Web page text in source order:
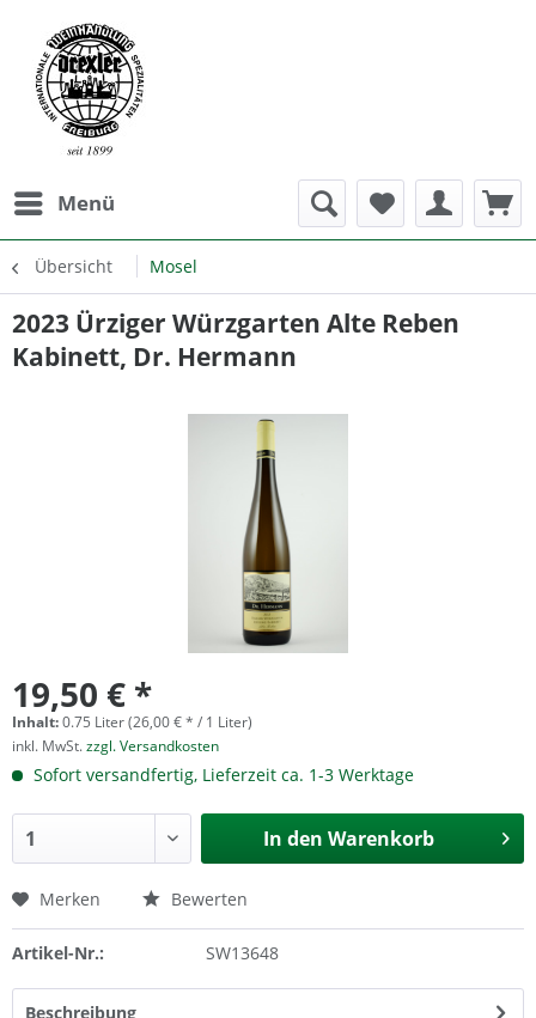
Menü
Übersicht Mosel
2023 Ürziger Würzgarten Alte Reben
Kabinett, Dr. Hermann
19,50 € *
Inhalt:0.75 Liter (26,00 € * / 1 Liter)
inkl. MwSt.zzgl. Versandkosten
Sofort versandfertig, Lieferzeit ca. 1-3 Werktage
In den Warenkorb
Merken Bewerten
Artikel-Nr.: SW13648
Beschreibung